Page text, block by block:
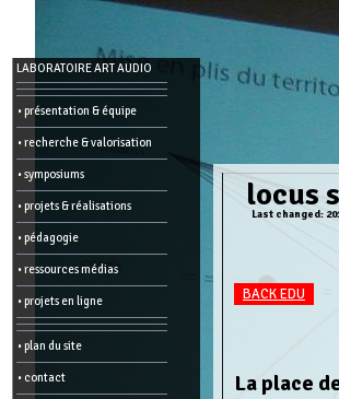
LABORATOIRE ART AUDIO
• présentation & équipe
• recherche & valorisation
• symposiums
• projets & réalisations
• pédagogie
• ressources médias
• projets en ligne
• plan du site
• contact
locus
Last changed:
BACK EDU
La place
Menu
-
Admin
Recent
changes
Article:
Edit
Wiki
History
Créer
une
page
Admin